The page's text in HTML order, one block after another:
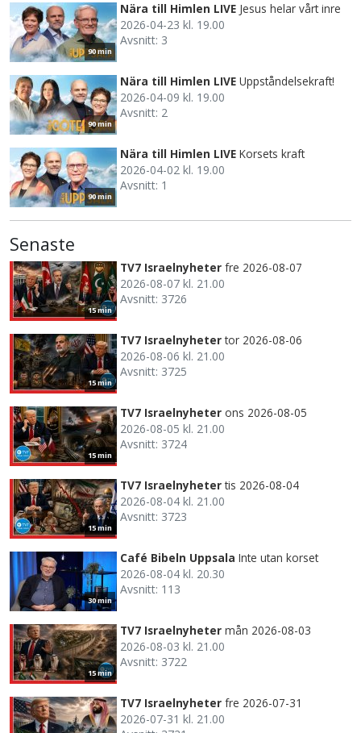
90 min
Nära till Himlen LIVE Jesus helar vårt inre
2026-04-23 kl. 19.00
Avsnitt: 3
90 min
Nära till Himlen LIVE Uppståndelsekraft!
2026-04-09 kl. 19.00
Avsnitt: 2
90 min
Nära till Himlen LIVE Korsets kraft
2026-04-02 kl. 19.00
Avsnitt: 1
Senaste
15 min
TV7 Israelnyheter fre 2026-08-07
2026-08-07 kl. 21.00
Avsnitt: 3726
15 min
TV7 Israelnyheter tor 2026-08-06
2026-08-06 kl. 21.00
Avsnitt: 3725
15 min
TV7 Israelnyheter ons 2026-08-05
2026-08-05 kl. 21.00
Avsnitt: 3724
15 min
TV7 Israelnyheter tis 2026-08-04
2026-08-04 kl. 21.00
Avsnitt: 3723
30 min
Café Bibeln Uppsala Inte utan korset
2026-08-04 kl. 20.30
Avsnitt: 113
15 min
TV7 Israelnyheter mån 2026-08-03
2026-08-03 kl. 21.00
Avsnitt: 3722
TV7 Israelnyheter fre 2026-07-31
2026-07-31 kl. 21.00